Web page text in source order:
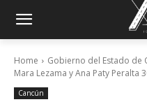
Home Gobierno del Estado de
Mara Lezama y Ana Paty
Cancún